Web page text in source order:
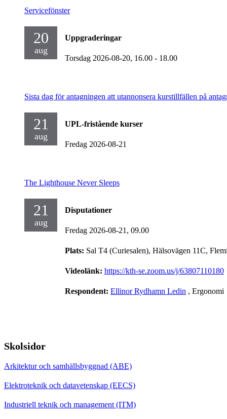
Servicefönster
20
aug
Uppgraderingar
Torsdag 2026-08-20, 16.00 - 18.00
Sista dag för antagningen att utannonsera kurstillfällen på
21
aug
UPL-fristående kurser
Fredag 2026-08-21
The Lighthouse Never Sleeps
21
aug
Disputationer
Fredag 2026-08-21, 09.00
Plats: Sal T4 (Curiesalen), Hälsovägen 11C,
Videolänk: https://kth-se.zoom.us/j/63807110180
Respondent: Ellinor Rydhamn Ledin , Ergonomi
Skolsidor
Arkitektur och samhällsbyggnad (ABE)
Elektroteknik och datavetenskap (EECS)
Industriell teknik och management (ITM)